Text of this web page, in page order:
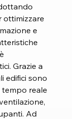
ottimizzare
e
Grazie a
edifici sono
reale
Ad